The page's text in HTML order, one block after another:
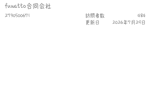
fuwatto合同会社
2730500671
更新日
2026年7月29日
​訪問者数 484